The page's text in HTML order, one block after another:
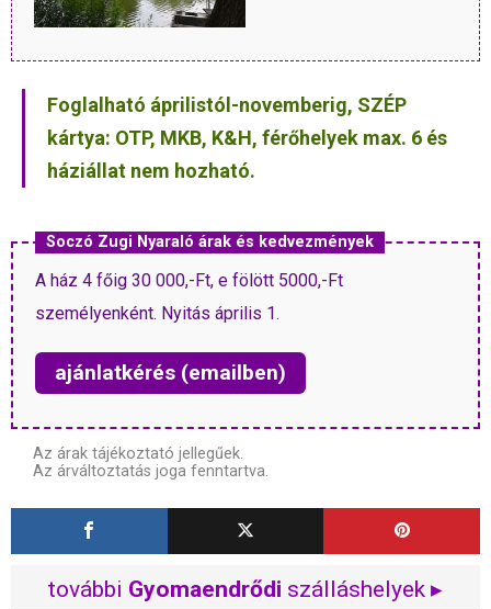
Foglalható áprilistól-novemberig, SZÉP
kártya: OTP, MKB, K&H, férőhelyek max. 6 és
háziállat nem hozható.
Soczó Zugi Nyaraló árak és kedvezmények
A ház 4 főig 30 000,-Ft, e fölött 5000,-Ft
személyenként. Nyitás április 1.
ajánlatkérés (emailben)
Az árak tájékoztató jellegűek.
Az árváltoztatás joga fenntartva.
további Gyomaendrődi szálláshelyek ▸